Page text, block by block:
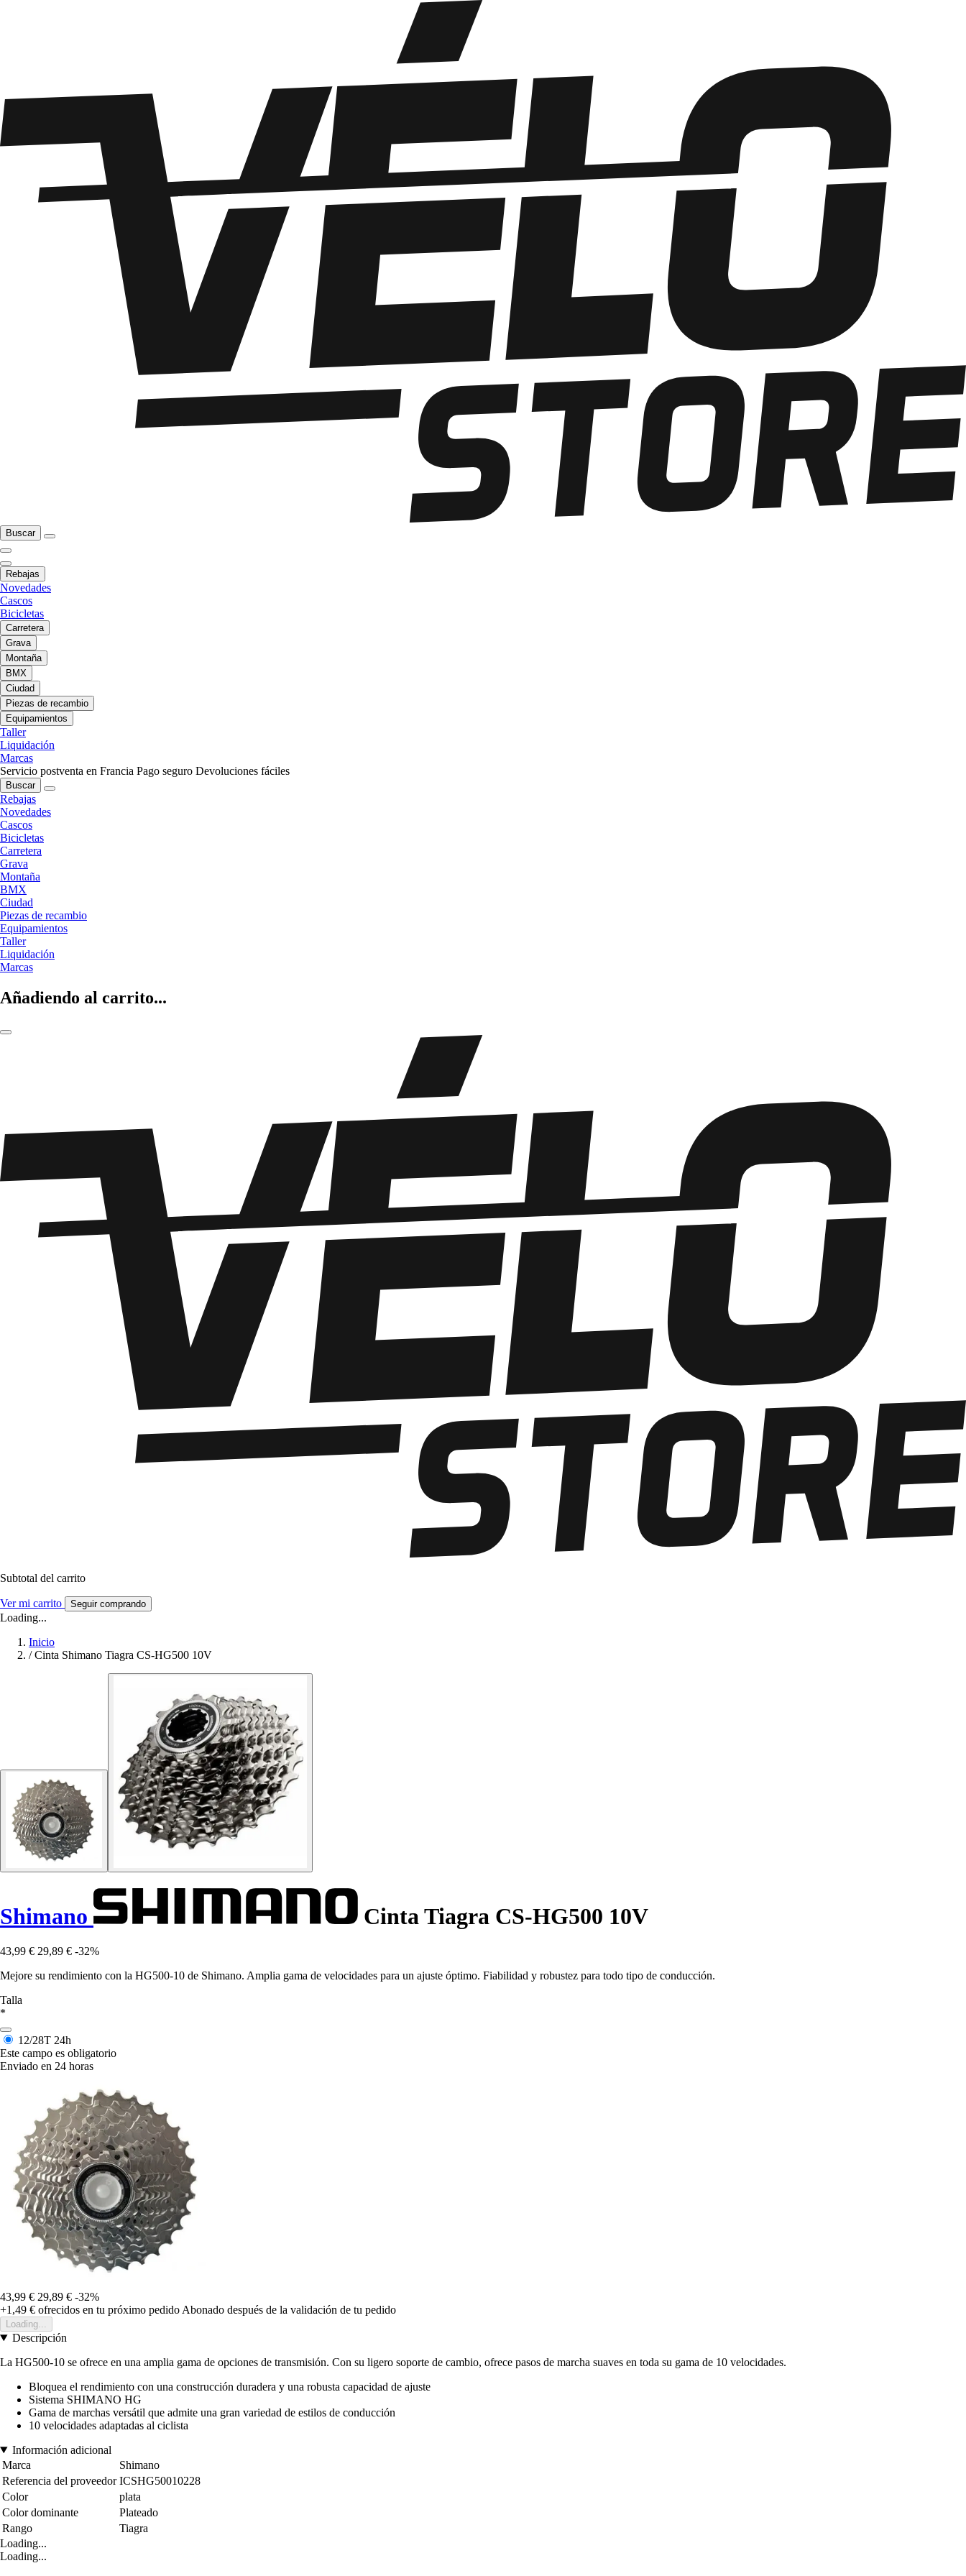
Buscar
Rebajas
Novedades
Cascos
Bicicletas
Carretera
Grava
Montaña
BMX
Ciudad
Piezas de recambio
Equipamientos
Taller
Liquidación
Marcas
Servicio postventa en Francia Pago seguro Devoluciones fáciles
Buscar
Rebajas
Novedades
Cascos
Bicicletas
Carretera
Grava
Montaña
BMX
Ciudad
Piezas de recambio
Equipamientos
Taller
Liquidación
Marcas
Añadiendo al carrito...
Subtotal del carrito
Ver mi carrito Seguir comprando
Loading...
Inicio
/ Cinta Shimano Tiagra CS-HG500 10V
Shimano Cinta Tiagra CS-HG500 10V
43,99 € 29,89 € -32%
Mejore su rendimiento con la HG500-10 de Shimano. Amplia gama de velocidades para un ajuste óptimo. Fiabilidad y robustez para todo tipo de conducción.
Talla
*
12/28T 24h
Este campo es obligatorio
Enviado en 24 horas
43,99 € 29,89 € -32%
+1,49 € ofrecidos en tu próximo pedido Abonado después de la validación de tu pedido
Loading...
Descripción
La HG500-10 se ofrece en una amplia gama de opciones de transmisión. Con su ligero soporte de cambio, ofrece pasos de marcha suaves en toda su gama de 10 velocidades.
Bloquea el rendimiento con una construcción duradera y una robusta capacidad de ajuste
Sistema SHIMANO HG
Gama de marchas versátil que admite una gran variedad de estilos de conducción
10 velocidades adaptadas al ciclista
Información adicional
Marca
Shimano
Referencia del proveedor ICSHG50010228
Color
plata
Color dominante
Plateado
Rango
Tiagra
Loading...
Loading...